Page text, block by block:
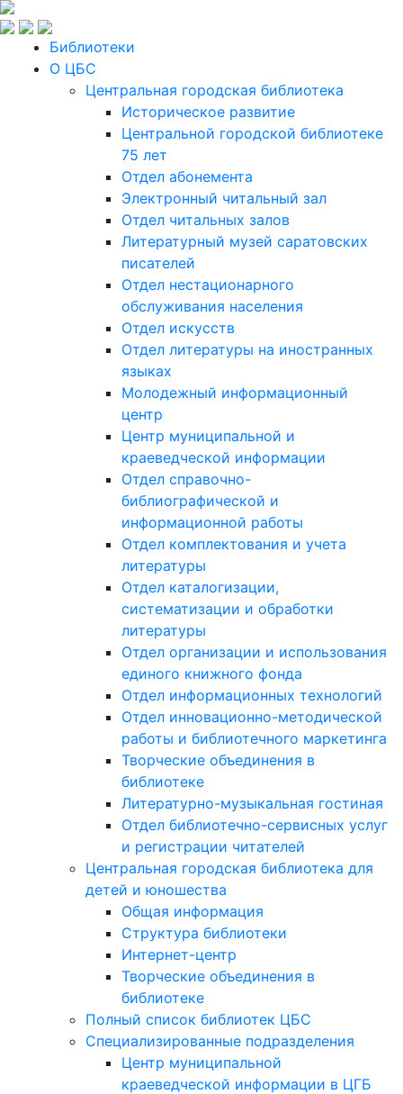
Библиотеки
О ЦБС
Центральная городская библиотека
Историческое развитие
Центральной городской библиотеке
75 лет
Отдел абонемента
Электронный читальный зал
Отдел читальных залов
Литературный музей саратовских
писателей
Отдел нестационарного
обслуживания населения
Отдел искусств
Отдел литературы на иностранных
языках
Молодежный информационный
центр
Центр муниципальной и
краеведческой информации
Отдел справочно-
библиографической и
информационной работы
Отдел комплектования и учета
литературы
Отдел каталогизации,
систематизации и обработки
литературы
Отдел организации и использования
единого книжного фонда
Отдел информационных технологий
Отдел инновационно-методической
работы и библиотечного маркетинга
Творческие объединения в
библиотеке
Литературно-музыкальная гостиная
Отдел библиотечно-сервисных услуг
и регистрации читателей
Центральная городская библиотека для
детей и юношества
Общая информация
Структура библиотеки
Интернет-центр
Творческие объединения в
библиотеке
Полный список библиотек ЦБС
Специализированные подразделения
Центр муниципальной
краеведческой информации в ЦГБ